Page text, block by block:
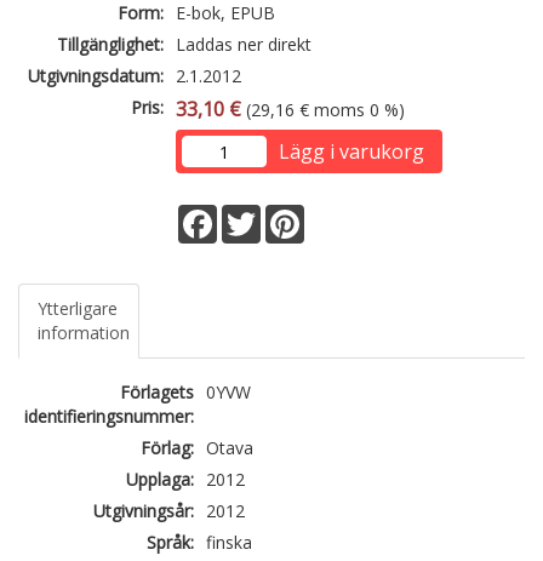
Form: E-bok, EPUB
Tillgänglighet: Laddas ner direkt
Utgivningsdatum: 2.1.2012
Pris: 33,10 € (29,16 € moms 0 %)
Lägg i varukorg
Facebook
Twitter
Ytterligare
information
Förlagets
identifieringsnummer:
0YVW
Förlag: Otava
Upplaga: 2012
Utgivningsår: 2012
Språk: finska